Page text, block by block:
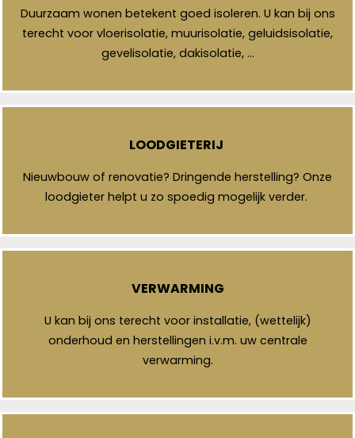
Duurzaam wonen betekent goed isoleren. U kan bij ons
terecht voor vloerisolatie, muurisolatie, geluidsisolatie,
gevelisolatie, dakisolatie, …
LOODGIETERIJ
Nieuwbouw of renovatie? Dringende herstelling? Onze
loodgieter helpt u zo spoedig mogelijk verder.
VERWARMING
U kan bij ons terecht voor installatie, (wettelijk)
onderhoud en herstellingen i.v.m. uw centrale
verwarming.